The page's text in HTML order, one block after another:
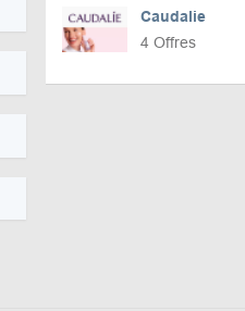
Caudalie
4 Offres